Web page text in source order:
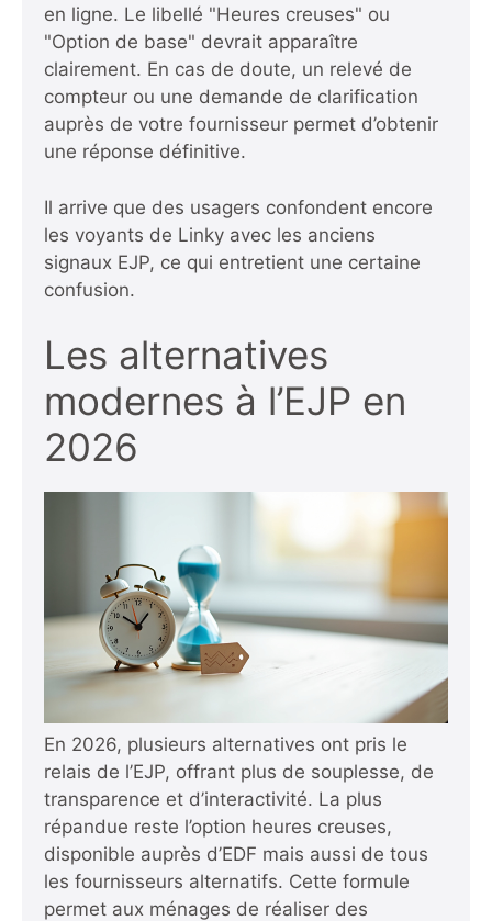
en ligne. Le libellé "Heures creuses" ou
"Option de base" devrait apparaître
clairement. En cas de doute, un relevé de
compteur ou une demande de clarification
auprès de votre fournisseur permet d’obtenir
une réponse définitive.
Il arrive que des usagers confondent encore
les voyants de Linky avec les anciens
signaux EJP, ce qui entretient une certaine
confusion.
Les alternatives
modernes à l’EJP en
2026
En 2026, plusieurs alternatives ont pris le
relais de l’EJP, offrant plus de souplesse, de
transparence et d’interactivité. La plus
répandue reste l’option heures creuses,
disponible auprès d’EDF mais aussi de tous
les fournisseurs alternatifs. Cette formule
permet aux ménages de réaliser des